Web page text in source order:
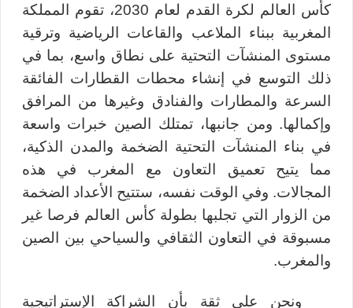
كأس العالم لكرة القدم لعام 2030، تقوم المملكة
المغربية ببناء الملاعب والقاعات الرياضية وترقية
مستوى المنشآت التحتية على نطاق واسع، بما في
ذلك التوسع في إنشاء محطات القطارات الفائقة
السرعة والمطارات والفنادق وغيرها من المرافق
وإكمالها. ومن جانبها، تمتلك الصين خبرات واسعة
في بناء المنشآت التحتية الضخمة والمدن الذكية،
مما يتيح تعميق التعاون مع المغرب في هذه
المجالات. وفي الوقت نفسه، ستتيح الأعداد الضخمة
من الزوار التي تجلبها بطولة كأس العالم فرصا غير
مسبوقة في التعاون الثقافي والسياحي بين الصين
والمغرب.
ونحن على ثقة بأن الشراكة الإستراتيجية